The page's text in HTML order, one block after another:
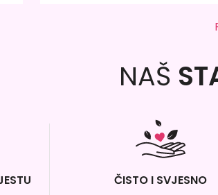
NAŠ
ČISTO I SVJESNO